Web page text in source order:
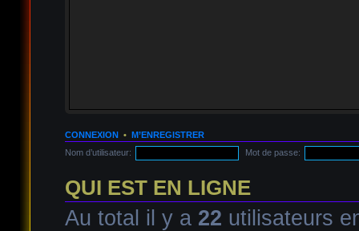
CONNEXION• M’ENREGISTRER
Nom d’utilisateur:
Mot de passe:
QUI EST EN LIGNE
Au total il y a 22 utilisateurs